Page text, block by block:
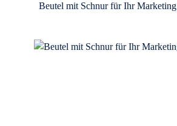
Beutel mit Schnur für Ihr Marketing